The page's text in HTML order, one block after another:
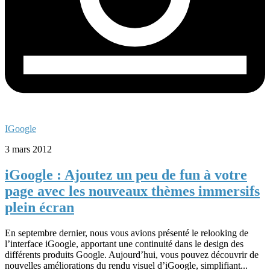
IGoogle
3 mars 2012
iGoogle : Ajoutez un peu de fun à votre
page avec les nouveaux thèmes immersifs
plein écran
En septembre dernier, nous vous avions présenté le relooking de
l’interface iGoogle, apportant une continuité dans le design des
différents produits Google. Aujourd’hui, vous pouvez découvrir de
nouvelles améliorations du rendu visuel d’iGoogle, simplifiant...